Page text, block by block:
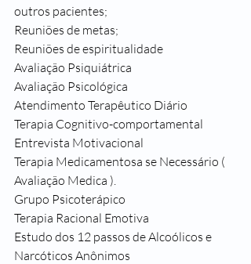
outros pacientes;
Reuniões de metas;
Reuniões de espiritualidade
Avaliação Psiquiátrica
Avaliação Psicológica
Atendimento Terapêutico Diário
Terapia Cognitivo-comportamental
Entrevista Motivacional
Terapia Medicamentosa se Necessário (
Avaliação Medica ).
Grupo Psicoterápico
Terapia Racional Emotiva
Estudo dos 12 passos de Alcoólicos e
Narcóticos Anônimos